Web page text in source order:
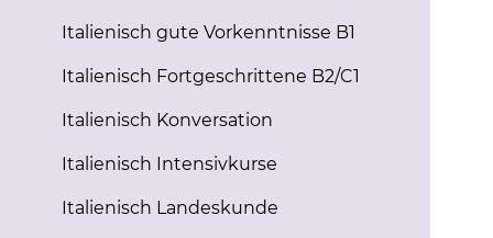
Italienisch gute Vorkenntnisse B1
Italienisch Fortgeschrittene B2/C1
Italienisch Konversation
Italienisch Intensivkurse
Italienisch Landeskunde